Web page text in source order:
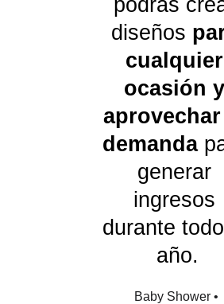
podrás
diseños
cualquier
ocasión y
demanda
generar
ingresos
durante
año.
Baby Shower •